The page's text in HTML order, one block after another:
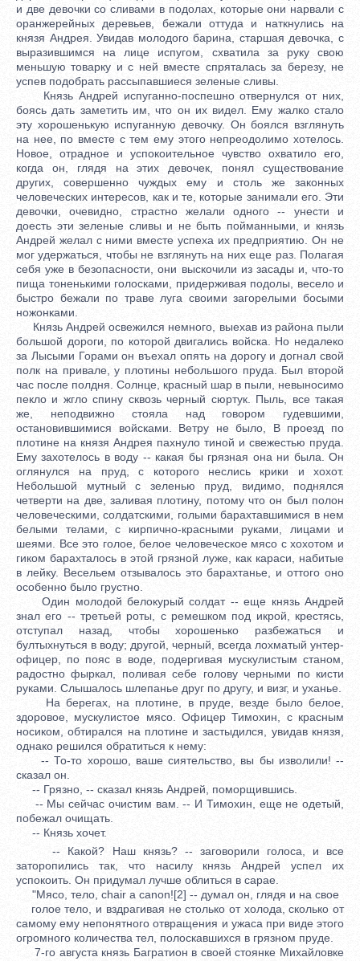
и две девочки со сливами в подолах, которые они нарвали с
оранжерейных деревьев, бежали оттуда и наткнулись на
князя Андрея. Увидав молодого барина, старшая девочка, с
выразившимся на лице испугом, схватила за руку свою
меньшую товарку и с ней вместе спряталась за березу, не
успев подобрать рассыпавшиеся зеленые сливы.
Князь Андрей испуганно-поспешно отвернулся от них,
боясь дать заметить им, что он их видел. Ему жалко стало
эту хорошенькую испуганную девочку. Он боялся взглянуть
на нее, по вместе с тем ему этого непреодолимо хотелось.
Новое, отрадное и успокоительное чувство охватило его,
когда он, глядя на этих девочек, понял существование
других, совершенно чуждых ему и столь же законных
человеческих интересов, как и те, которые занимали его. Эти
девочки, очевидно, страстно желали одного -- унести и
доесть эти зеленые сливы и не быть пойманными, и князь
Андрей желал с ними вместе успеха их предприятию. Он не
мог удержаться, чтобы не взглянуть на них еще раз. Полагая
себя уже в безопасности, они выскочили из засады и, что-то
пища тоненькими голосками, придерживая подолы, весело и
быстро бежали по траве луга своими загорелыми босыми
ножонками.
Князь Андрей освежился немного, выехав из района пыли
большой дороги, по которой двигались войска. Но недалеко
за Лысыми Горами он въехал опять на дорогу и догнал свой
полк на привале, у плотины небольшого пруда. Был второй
час после полдня. Солнце, красный шар в пыли, невыносимо
пекло и жгло спину сквозь черный сюртук. Пыль, все такая
же, неподвижно стояла над говором гудевшими,
остановившимися войсками. Ветру не было, В проезд по
плотине на князя Андрея пахнуло тиной и свежестью пруда.
Ему захотелось в воду -- какая бы грязная она ни была. Он
оглянулся на пруд, с которого неслись крики и хохот.
Небольшой мутный с зеленью пруд, видимо, поднялся
четверти на две, заливая плотину, потому что он был полон
человеческими, солдатскими, голыми барахтавшимися в нем
белыми телами, с кирпично-красными руками, лицами и
шеями. Все это голое, белое человеческое мясо с хохотом и
гиком барахталось в этой грязной луже, как караси, набитые
в лейку. Весельем отзывалось это барахтанье, и оттого оно
особенно было грустно.
Один молодой белокурый солдат -- еще князь Андрей
знал его -- третьей роты, с ремешком под икрой, крестясь,
отступал назад, чтобы хорошенько разбежаться и
бултыхнуться в воду; другой, черный, всегда лохматый унтер-
офицер, по пояс в воде, подергивая мускулистым станом,
радостно фыркал, поливая себе голову черными по кисти
руками. Слышалось шлепанье друг по другу, и визг, и уханье.
На берегах, на плотине, в пруде, везде было белое,
здоровое, мускулистое мясо. Офицер Тимохин, с красным
носиком, обтирался на плотине и застыдился, увидав князя,
однако решился обратиться к нему:
-- То-то хорошо, ваше сиятельство, вы бы изволили! --
сказал он.
-- Грязно, -- сказал князь Андрей, поморщившись.
-- Мы сейчас очистим вам. -- И Тимохин, еще не одетый,
побежал очищать.
-- Князь хочет.
-- Какой? Наш князь? -- заговорили голоса, и все
заторопились так, что насилу князь Андрей успел их
успокоить. Он придумал лучше облиться в сарае.
"Мясо, тело, chair a canon![2] -- думал он, глядя и на свое
голое тело, и вздрагивая не столько от холода, сколько от
самому ему непонятного отвращения и ужаса при виде этого
огромного количества тел, полоскавшихся в грязном пруде.
7-го августа князь Багратион в своей стоянке Михайловке